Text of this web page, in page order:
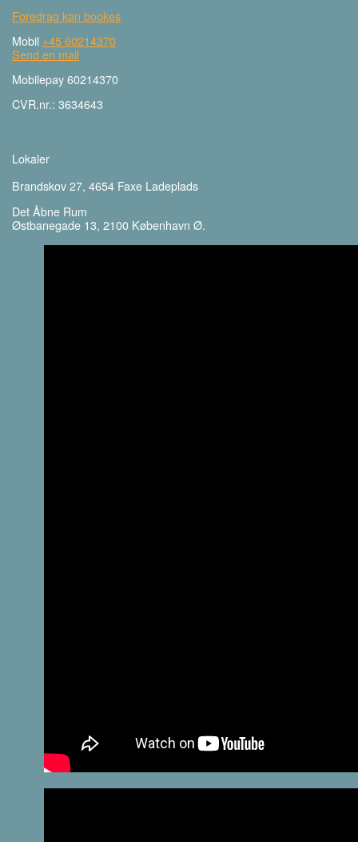
Foredrag kan bookes
Mobil +45 60214370
Send en mail
Mobilepay 60214370
CVR.nr.: 3634643
Lokaler
Brandskov 27, 4654 Faxe Ladeplads
Det Åbne Rum
Østbanegade 13, 2100 København Ø.